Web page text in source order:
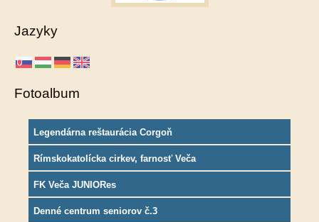
Jazyky
Fotoalbum
Legendárna reštaurácia Corgoň
Rímskokatolícka cirkev, farnosť Veča
FK Veča JUNIORes
Denné centrum seniorov č.3